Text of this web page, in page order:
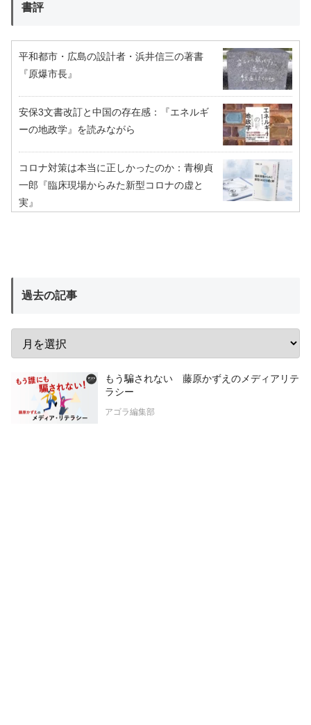
書評
平和都市・広島の設計者・浜井信三の著書
『原爆市長』
安保3文書改訂と中国の存在感：『エネルギ
ーの地政学』を読みながら
コロナ対策は本当に正しかったのか：青柳貞
一郎『臨床現場からみた新型コロナの虚と
実』
過去の記事
もう騙されない 藤原かずえのメディアリテ
ラシー
アゴラ編集部